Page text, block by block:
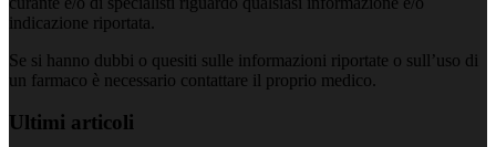
indicazione riportata.
Se si hanno dubbi o quesiti sulle informazioni riportate o sull’uso di
un farmaco è necessario contattare il proprio medico.
Ultimi articoli